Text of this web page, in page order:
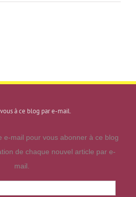
à ce blog par e-mail.
e-mail pour vous abonner à ce blog
de chaque nouvel article par e-
mail.